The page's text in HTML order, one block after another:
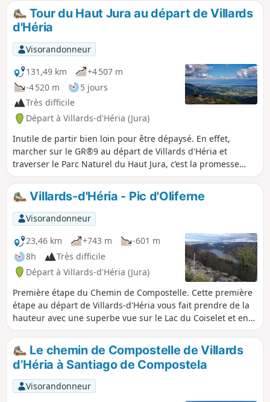
Tour du Haut Jura au départ de Villards
d'Héria
Visorandonneur
131,49 km
+4 507 m
-4 520 m
5 jours
Très difficile
Départ à Villards-d'Héria (Jura)
Inutile de partir bien loin pour être dépaysé. En effet,
marcher sur le GR®9 au départ de Villards d'Héria et
traverser le Parc Naturel du Haut Jura, c’est la promesse
d’un voyage qui vous fera fouler des terres aux ambiances
multiples et authentiques.
Villards-d'Héria - Pic d'Oliferne
Visorandonneur
23,46 km
+743 m
-601 m
8h
Très difficile
Départ à Villards-d'Héria (Jura)
Première étape du Chemin de Compostelle. Cette première
étape au départ de Villards-d'Héria vous fait prendre de la
hauteur avec une superbe vue sur le Lac du Coiselet et en
finalité un pic et un château qui valent vraiment le détour.
En effet, le Pic d'Oliferne domine la Vallée de l'Ain de
presque 500 m et offre une belle vue notamment sur la
Haute-Chaîne du Jura.
Le chemin de Compostelle de Villards
d’Héria à Santiago de Compostela
Visorandonneur